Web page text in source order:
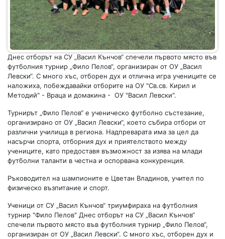
Днес отборът на СУ „Васил Кънчов“ спечели първото място във
футболния турнир „Фило Пелов“, организиран от ОУ „Васил
Левски“. С много хъс, отборен дух и отлична игра учениците се
наложиха, побеждавайки отборите на ОУ "Св.св. Кирил и
Методий" - Враца и домакина - ОУ "Васил Левски".
Турнирът „Фило Пелов“ е ученическо футболно състезание,
организирано от ОУ „Васил Левски“, което събира отбори от
различни училища в региона. Надпреварата има за цел да
насърчи спорта, отборния дух и приятелството между
учениците, като предоставя възможност за изява на млади
футболни таланти в честна и оспорвана конкуренция.
Ръководител на шампионите е Цветан Владинов, учител по
физическо възпитание и спорт.
Ученици от СУ „Васил Кънчов“ триумфираха на футболния
турнир "Фило Пелов" Днес отборът на СУ „Васил Кънчов“
спечели първото място във футболния турнир „Фило Пелов“,
организиран от ОУ „Васил Левски“. С много хъс, отборен дух и